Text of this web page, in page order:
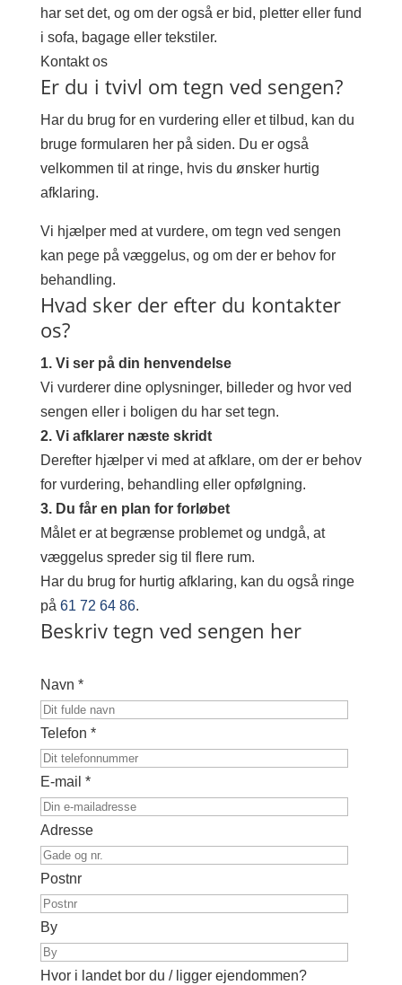
har set det, og om der også er bid, pletter eller fund
i sofa, bagage eller tekstiler.
Kontakt os
Er du i tvivl om tegn ved sengen?
Har du brug for en vurdering eller et tilbud, kan du
bruge formularen her på siden. Du er også
velkommen til at ringe, hvis du ønsker hurtig
afklaring.
Vi hjælper med at vurdere, om tegn ved sengen
kan pege på væggelus, og om der er behov for
behandling.
Hvad sker der efter du kontakter
os?
1. Vi ser på din henvendelse
Vi vurderer dine oplysninger, billeder og hvor ved
sengen eller i boligen du har set tegn.
2. Vi afklarer næste skridt
Derefter hjælper vi med at afklare, om der er behov
for vurdering, behandling eller opfølgning.
3. Du får en plan for forløbet
Målet er at begrænse problemet og undgå, at
væggelus spreder sig til flere rum.
Har du brug for hurtig afklaring, kan du også ringe
på 61 72 64 86.
Beskriv tegn ved sengen her
Navn *
Telefon *
E-mail *
Adresse
Postnr
By
Hvor i landet bor du / ligger ejendommen?